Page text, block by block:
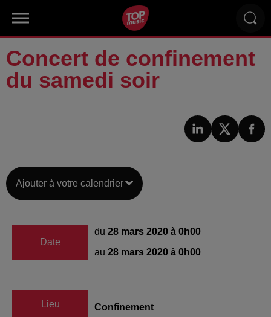
Concert de confinement
du samedi soir
Ajouter à votre calendrier
Date
du 28 mars 2020 à 0h00
au 28 mars 2020 à 0h00
Lieu Confinement